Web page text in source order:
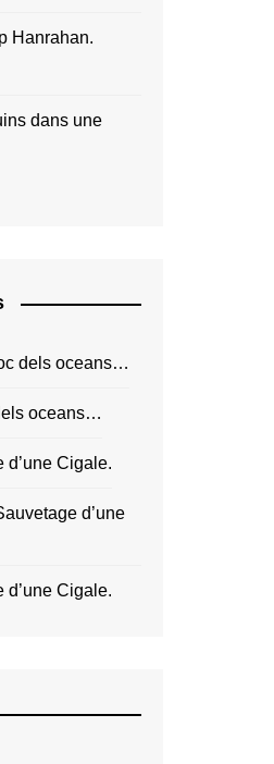
Hanrahan.
dans une
dels oceans…
oceans…
d’une Cigale.
d’une
d’une Cigale.